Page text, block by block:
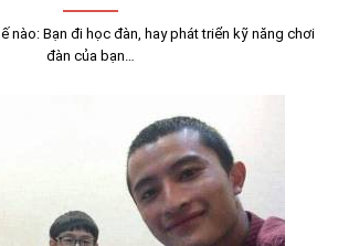
nào: Bạn đi học đàn, hay phát triển kỹ năng chơi
đàn của bạn…